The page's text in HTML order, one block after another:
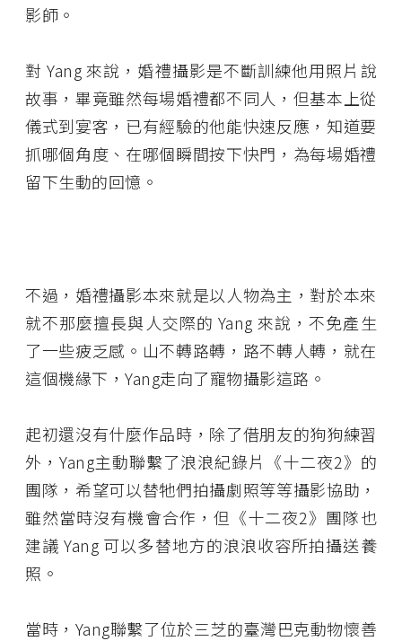
影師。
對 Yang 來說，婚禮攝影是不斷訓練他用照片說
故事，畢竟雖然每場婚禮都不同人，但基本上從
儀式到宴客，已有經驗的他能快速反應，知道要
抓哪個角度、在哪個瞬間按下快門，為每場婚禮
留下生動的回憶。
不過，婚禮攝影本來就是以人物為主，對於本來
就不那麼擅長與人交際的 Yang 來說，不免產生
了一些疲乏感。山不轉路轉，路不轉人轉，就在
這個機緣下，Yang走向了寵物攝影這路。
起初還沒有什麼作品時，除了借朋友的狗狗練習
外，Yang主動聯繫了浪浪紀錄片《十二夜2》的
團隊，希望可以替牠們拍攝劇照等等攝影協助，
雖然當時沒有機會合作，但《十二夜2》團隊也
建議 Yang 可以多替地方的浪浪收容所拍攝送養
照。
當時，Yang聯繫了位於三芝的臺灣巴克動物懷善